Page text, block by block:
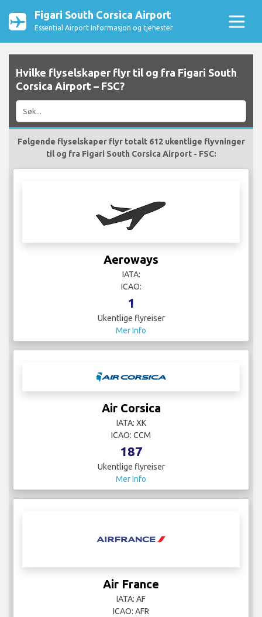
Figari South Corsica Airport
Essential Airport Informasjon og tjenester
Hvilke flyselskaper flyr til og fra Figari South
Corsica Airport – FSC?
Følgende flyselskaper flyr totalt 612 ukentlige flyvninger
til og fra Figari South Corsica Airport - FSC:
Aeroways
IATA:
ICAO:
1
Ukentlige flyreiser
Mer Info
Air Corsica
IATA: XK
ICAO: CCM
187
Ukentlige flyreiser
Mer Info
Air France
IATA: AF
ICAO: AFR